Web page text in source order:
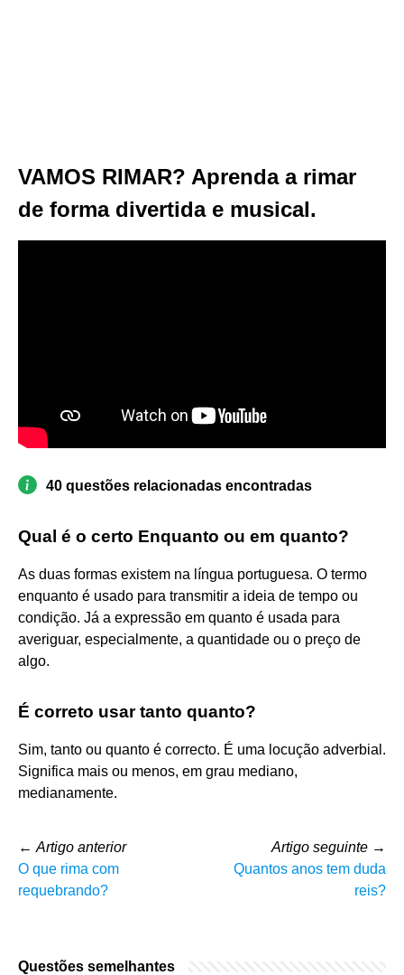
VAMOS RIMAR? Aprenda a rimar
de forma divertida e musical.
40 questões relacionadas encontradas
Qual é o certo Enquanto ou em quanto?
As duas formas existem na língua portuguesa. O termo
enquanto é usado para transmitir a ideia de tempo ou
condição. Já a expressão em quanto é usada para
averiguar, especialmente, a quantidade ou o preço de
algo.
É correto usar tanto quanto?
Sim, tanto ou quanto é correcto. É uma locução adverbial.
Significa mais ou menos, em grau mediano,
medianamente.
← Artigo anterior
O que rima com
requebrando?
Artigo seguinte →
Quantos anos tem duda
reis?
Questões semelhantes